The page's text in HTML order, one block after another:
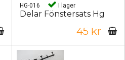
HG-016 I lager
Delar Fönstersats Hg
45 kr